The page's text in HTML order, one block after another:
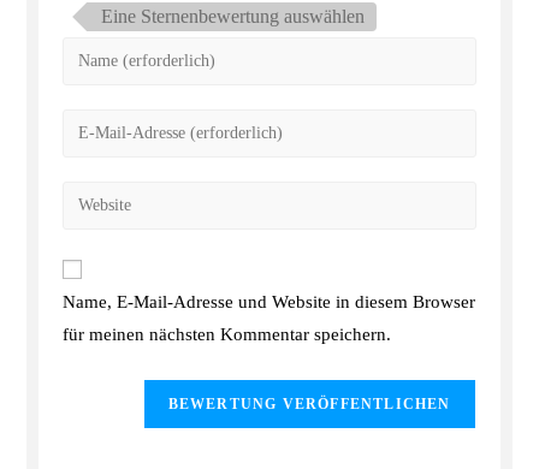
Eine Sternenbewertung auswählen
Name, E-Mail-Adresse und Website in diesem Browser
für meinen nächsten Kommentar speichern.